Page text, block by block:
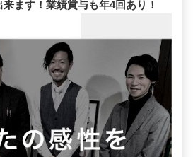
ます！業績賞与も年4回あり！